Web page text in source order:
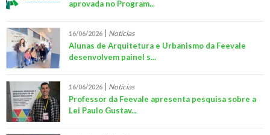
aprovada no Program...
16/06/2026 Notícias
Alunas de Arquitetura e Urbanismo da Feevale
desenvolvem painel s...
16/06/2026 Notícias
Professor da Feevale apresenta pesquisa sobre a
Lei Paulo Gustav...